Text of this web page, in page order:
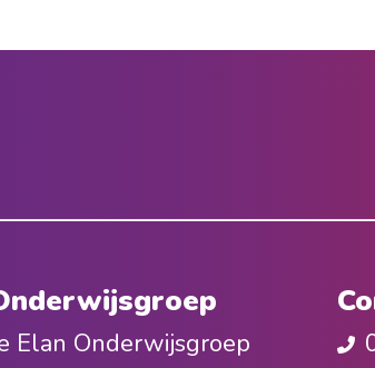
Elan Onderwijsgroep